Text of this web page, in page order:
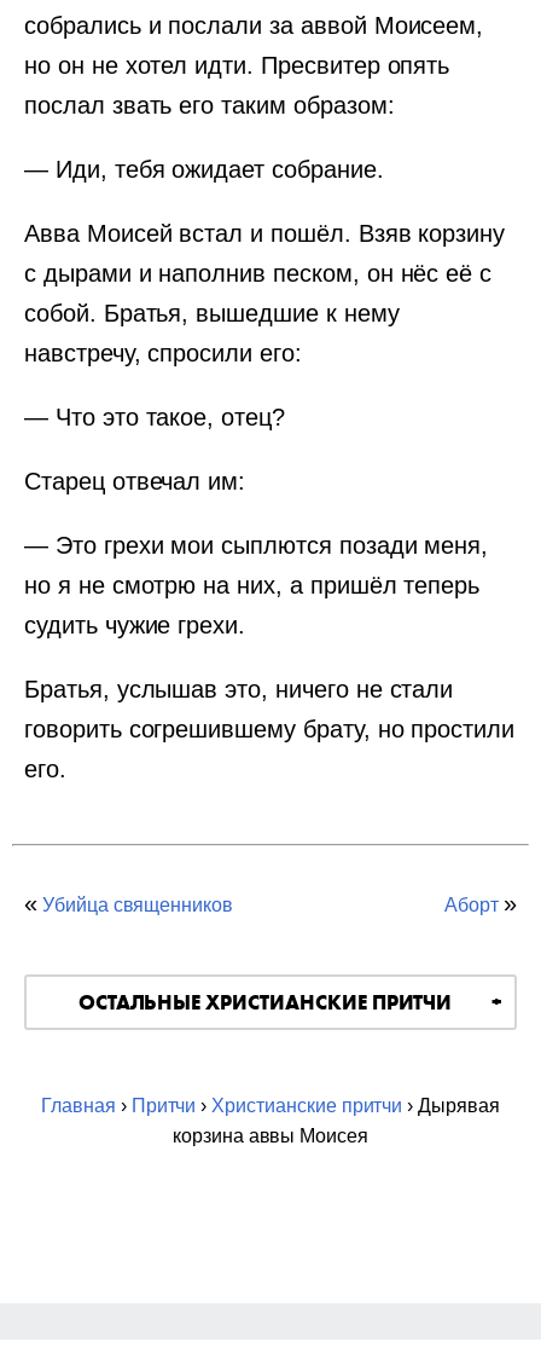
собрались и послали за аввой Моисеем,
но он не хотел идти. Пресвитер опять
послал звать его таким образом:
— Иди, тебя ожидает собрание.
Авва Моисей встал и пошёл. Взяв корзину
с дырами и наполнив песком, он нёс её с
собой. Братья, вышедшие к нему
навстречу, спросили его:
— Что это такое, отец?
Старец отвечал им:
— Это грехи мои сыплются позади меня,
но я не смотрю на них, а пришёл теперь
судить чужие грехи.
Братья, услышав это, ничего не стали
говорить согрешившему брату, но простили
его.
« Убийца священников Аборт »
ОСТАЛЬНЫЕ ХРИСТИАНСКИЕ ПРИТЧИ
Главная › Притчи › Христианские притчи › Дырявая
корзина аввы Моисея